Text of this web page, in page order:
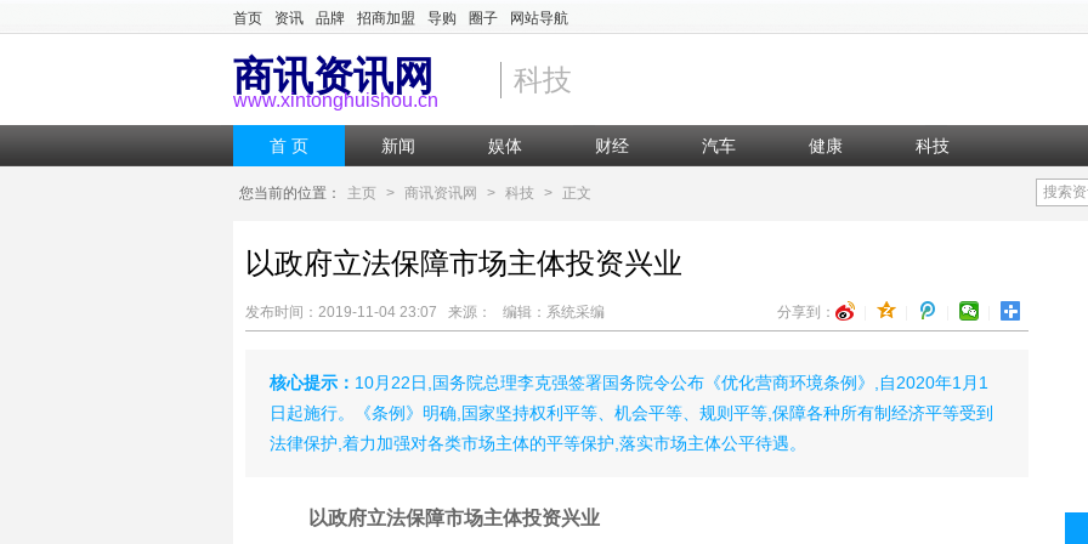
首页 资讯 品牌 招商加盟 导购 圈子 网站导航
商讯资讯网
www.xintonghuishou.cn
科技
首 页 新闻 娱体 财经 汽车 健康 科技
您当前的位置： 主页 > 商讯资讯网 > 科技 > 正文 搜索
以政府立法保障市场主体投资兴业
分享到：
发布时间：2019-11-04 23:07 来源： 编辑：系统采编
核心提示： 10月22日,国务院总理李克强签署国务院令公布《优化营商环境条例》,自2020年1月1
日起施行。《条例》明确,国家坚持权利平等、机会平等、规则平等,保障各种所有制经济平等受到
法律保护,着力加强对各类市场主体的平等保护,落实市场主体公平待遇。
以政府立法保障市场主体投资兴业